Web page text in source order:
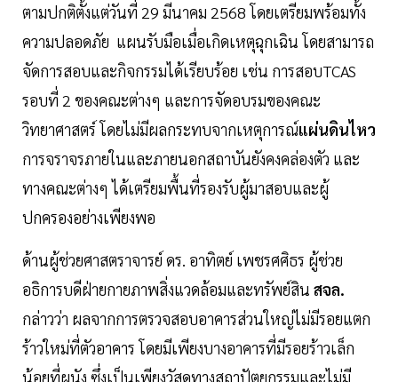
ตามปกติตั้งแต่วันที่ 29 มีนาคม 2568 โดยเตรียมพร้อมทั้ง
ความปลอดภัย แผนรับมือเมื่อเกิดเหตุฉุกเฉิน โดยสามารถ
จัดการสอบและกิจกรรมได้เรียบร้อย เช่น การสอบTCAS
รอบที่ 2 ของคณะต่างๆ และการจัดอบรมของคณะ
วิทยาศาสตร์ โดยไม่มีผลกระทบจากเหตุการณ์แผ่นดินไหว
การจราจรภายในและภายนอกสถาบันยังคงคล่องตัว และ
ทางคณะต่างๆ ได้เตรียมพื้นที่รองรับผู้มาสอบและผู้
ปกครองอย่างเพียงพอ
ด้านผู้ช่วยศาสตราจารย์ ดร. อาทิตย์ เพชรศศิธร ผู้ช่วย
อธิการบดีฝ่ายกายภาพสิ่งแวดล้อมและทรัพย์สิน สจล.
กล่าวว่า ผลจากการตรวจสอบอาคารส่วนใหญ่ไม่มีรอยแตก
ร้าวใหม่ที่ตัวอาคาร โดยมีเพียงบางอาคารที่มีรอยร้าวเล็ก
น้อยที่ผนัง ซึ่งเป็นเพียงวัสดุทางสถาปัตยกรรมและไม่มี